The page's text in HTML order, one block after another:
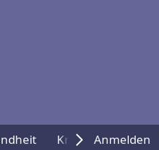
Kreativ./Spiele
Anmelden